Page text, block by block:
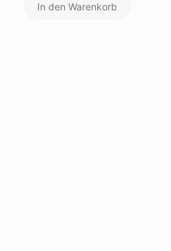
In den Warenkorb